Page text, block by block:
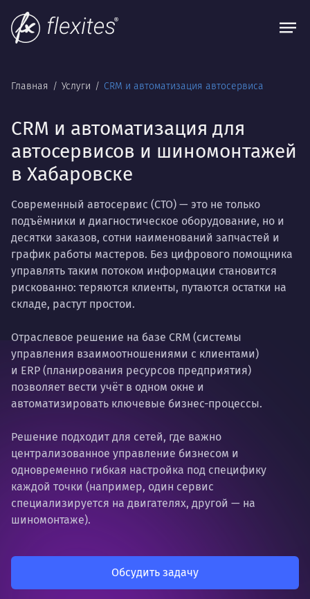
Главная Услуги CRM и автоматизация автосервиса
CRM и автоматизация для
автосервисов и шиномонтажей
в Хабаровске
Современный автосервис (СТО) — это не только
подъёмники и диагностическое оборудование, но и
десятки заказов, сотни наименований запчастей и
график работы мастеров. Без цифрового помощника
управлять таким потоком информации становится
рискованно: теряются клиенты, путаются остатки на
складе, растут простои.
Отраслевое решение на базе CRM (системы
управления взаимоотношениями с клиентами)
и ERP (планирования ресурсов предприятия)
позволяет вести учёт в одном окне и
автоматизировать ключевые бизнес-процессы.
Решение подходит для сетей, где важно
централизованное управление бизнесом и
одновременно гибкая настройка под специфику
каждой точки (например, один сервис
специализируется на двигателях, другой — на
шиномонтаже).
Обсудить задачу